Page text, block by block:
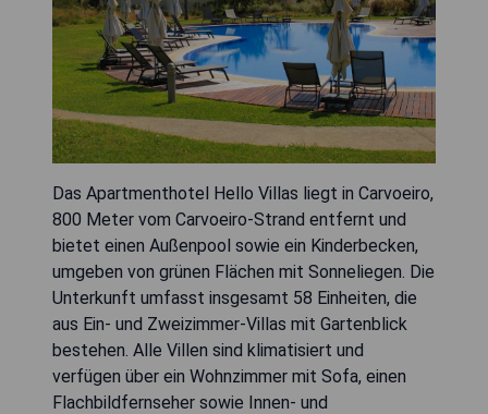
Das Apartmenthotel Hello Villas liegt in Carvoeiro,
800 Meter vom Carvoeiro-Strand entfernt und
bietet einen Außenpool sowie ein Kinderbecken,
umgeben von grünen Flächen mit Sonneliegen. Die
Unterkunft umfasst insgesamt 58 Einheiten, die
aus Ein- und Zweizimmer-Villas mit Gartenblick
bestehen. Alle Villen sind klimatisiert und
verfügen über ein Wohnzimmer mit Sofa, einen
Flachbildfernseher sowie Innen- und